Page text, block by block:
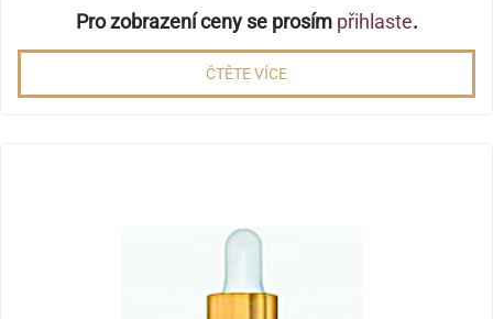
Pro zobrazení ceny se prosím přihlaste.
ČTĚTE VÍCE